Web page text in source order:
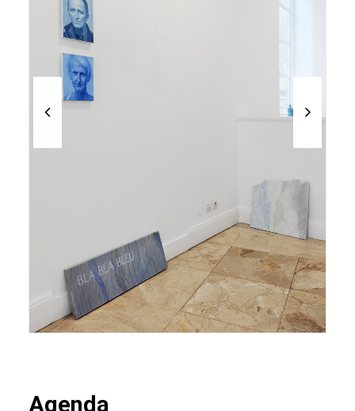
Agenda